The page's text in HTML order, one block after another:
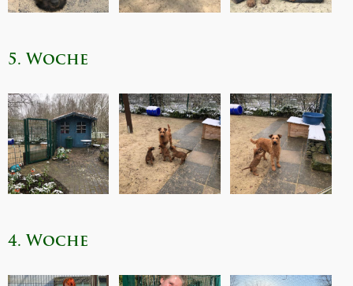
5. Woche
4. Woche